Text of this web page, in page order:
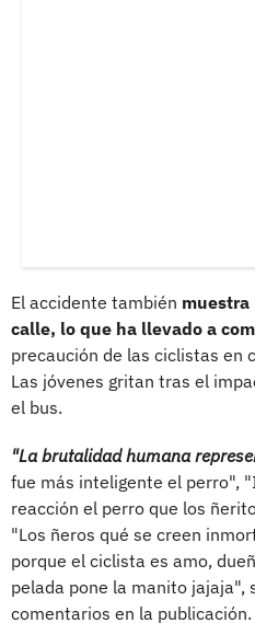
El accidente también
calle, lo que ha llevado a
precaución de las ciclistas en
Las jóvenes gritan tras el
el bus.
"La brutalidad humana
fue más inteligente el perro",
reacción el perro que los
"Los ñeros qué se creen
porque el ciclista es amo,
pelada pone la manito jajaja",
comentarios en la publicación.